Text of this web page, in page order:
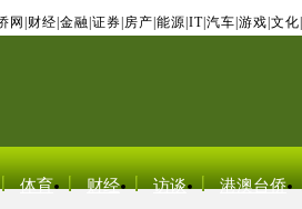
网 财经 金融 证券 房产 能源 IT| 汽车 游戏 文化
体育 财经 访谈 港澳台侨